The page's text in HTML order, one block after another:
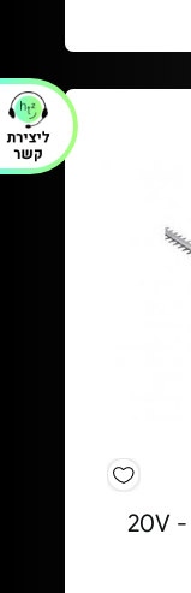
גוזם גדר חי אלחוטי 20V -